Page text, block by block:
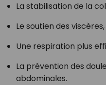
La stabilisation de la
Le soutien des viscères,
Une respiration plus
La prévention des
abdominales.